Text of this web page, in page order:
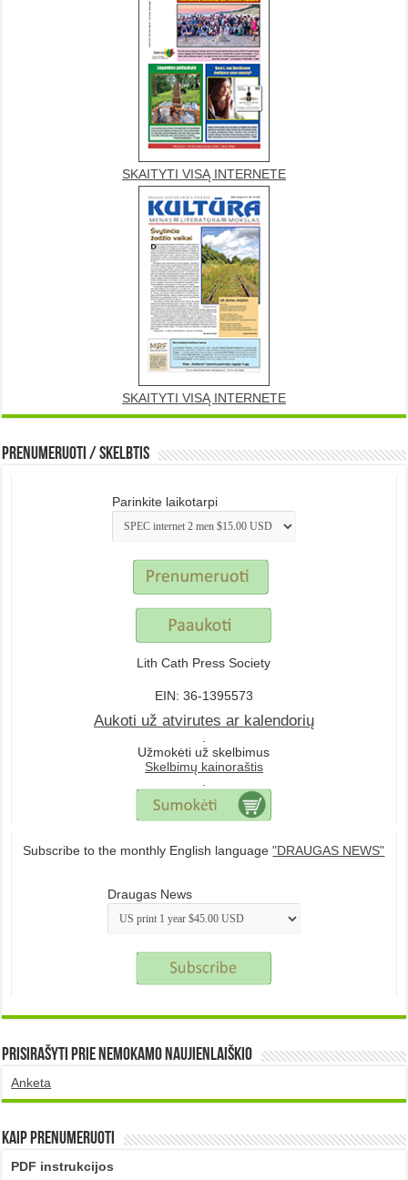
SKAITYTI VISĄ INTERNETE
SKAITYTI VISĄ INTERNETE
Prenumeruoti / Skelbtis
Parinkite laikotarpi
Lith Cath Press Society
EIN: 36-1395573
Aukoti už atvirutes ar kalendorių
Užmokėti už skelbimus
Skelbimų kainoraštis
Subscribe to the monthly English language"DRAUGAS NEWS"
Draugas News
Prisirašyti prie nemokamo naujienlaiškio
Anketa
Kaip prenumeruoti
PDF instrukcijos